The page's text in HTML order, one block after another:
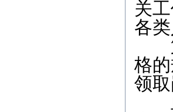
关
各
第
格
领
血